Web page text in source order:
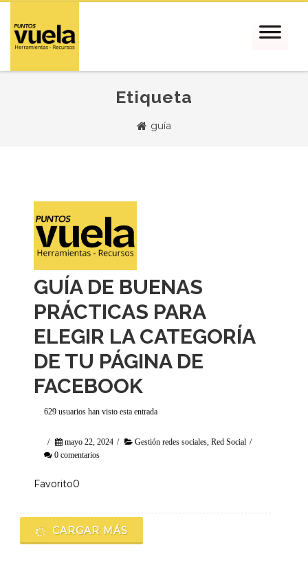
Etiqueta
guía
GUÍA DE BUENAS
PRÁCTICAS PARA
ELEGIR LA CATEGORÍA
DE TU PÁGINA DE
FACEBOOK
629 usuarios han visto esta entrada
/ mayo 22, 2024 / Gestión redes sociales Red Social /
0 comentarios
Favorito0
CARGAR MÁS